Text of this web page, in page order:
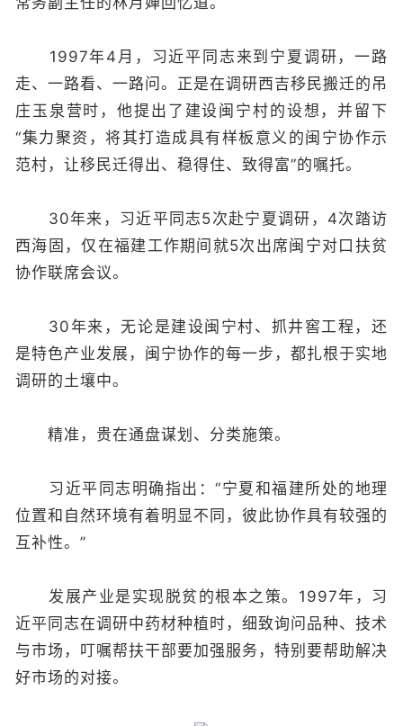
1997年4月，习近平同志来到宁夏调研，一路
走、一路看、一路问。正是在调研西吉移民搬迁的吊
庄玉泉营时，他提出了建设闽宁村的设想，并留下
“集力聚资，将其打造成具有样板意义的闽宁协作示
范村，让移民迁得出、稳得住、致得富”的嘱托。
30年来，习近平同志5次赴宁夏调研，4次踏访
西海固，仅在福建工作期间就5次出席闽宁对口扶贫
协作联席会议。
30年来，无论是建设闽宁村、抓井窖工程，还
是特色产业发展，闽宁协作的每一步，都扎根于实地
调研的土壤中。
精准，贵在通盘谋划、分类施策。
习近平同志明确指出：“宁夏和福建所处的地理
位置和自然环境有着明显不同，彼此协作具有较强的
互补性。”
发展产业是实现脱贫的根本之策。1997年，习
近平同志在调研中药材种植时，细致询问品种、技术
与市场，叮嘱帮扶干部要加强服务，特别要帮助解决
好市场的对接。